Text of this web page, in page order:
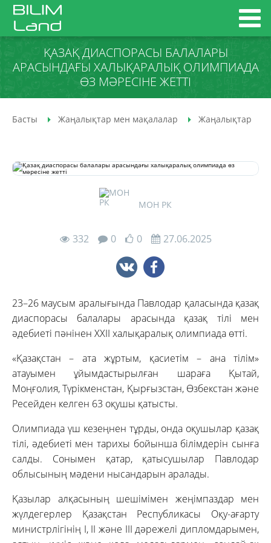
ҚАЗАҚ ДИАСПОРАСЫ БАЛАЛАРЫ
АРАСЫНДАҒЫ ХАЛЫҚАРАЛЫҚ ОЛИМПИАДА
ӨЗ МӘРЕСІНЕ ЖЕТТІ
Басты Жаңалықтар мен мақалалар Жаңалықтар
МОН РК
332 0 0 27.06.2025
23–26 маусым аралығында Павлодар қаласында қазақ
диаспорасы балалары арасында қазақ тілі мен
әдебиеті пәнінен XXII халықаралық олимпиада өтті.
«Қазақстан – ата жұртым, қасиетім – ана тілім»
атауымен ұйымдастырылған шараға Қытай,
Моңғолия, Түрікменстан, Қырғызстан, Өзбекстан және
Ресейден келген 63 оқушы қатысты.
Олимпиада үш кезеңнен тұрды, онда оқушылар қазақ
тілі, әдебиеті мен тарихы бойынша білімдерін сынға
салды. Сонымен қатар, қатысушылар Павлодар
облысының мәдени нысандарын аралады.
Қазылар алқасының шешімімен жеңімпаздар мен
жүлдегерлер Қазақстан Республикасы Оқу-ағарту
министрлігінің I, II және III дәрежелі дипломдарымен,